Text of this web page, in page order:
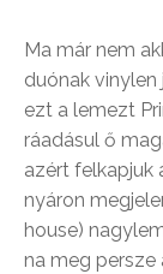
Ma már nem
duónak
ezt a lemezt
ráadásul ő
azért felkapjuk
nyáron
house)
na meg persze